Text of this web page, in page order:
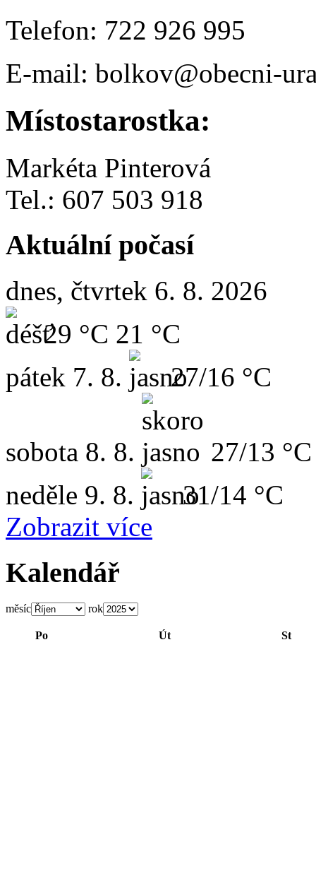
Telefon: 722 926 995
E-mail: bolkov@obecni-
Místostarostka:
Markéta Pinterová
Tel.: 607 503 918
Aktuální počasí
dnes, čtvrtek 6. 8. 2026
29 °C 21 °C
pátek 7. 8. 27/16 °C
sobota 8. 8.
27/13 °C
neděle 9. 8.
31/14 °C
Zobrazit více
Kalendář
měsíc rok
Po Út St